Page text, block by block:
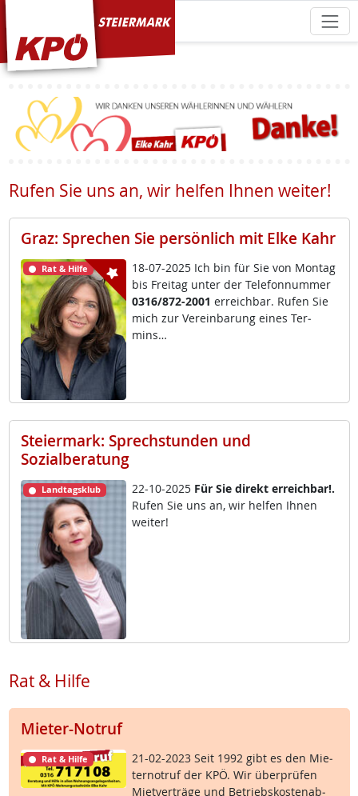
KPÖ Steiermark
Rufen Sie uns an, wir helfen Ihnen weiter!
Graz: Sprechen Sie persönlich mit Elke Kahr
Rat & Hilfe
18-07-2025 Ich bin für Sie von Mon­tag
bis Frei­tag un­ter der Te­le­fon­num­mer
0316/872-2001 er­reich­bar. Ru­fen Sie
mich zur Ve­r­ein­ba­rung ei­nes Ter­
mins…
Steiermark: Sprechstunden und
Sozialberatung
Landtagsklub 22-10-2025 Für Sie di­rekt er­reich­bar!.
Ru­fen Sie uns an, wir hel­fen Ih­nen
wei­ter!
Rat & Hilfe
Mieter-Notruf
Rat & Hilfe
21-02-2023 Seit 1992 gibt es den Mie­
ter­no­t­ruf der KPÖ. Wir über­prü­fen
Miet­ver­trä­ge und Be­triebs­kos­ten­ab­